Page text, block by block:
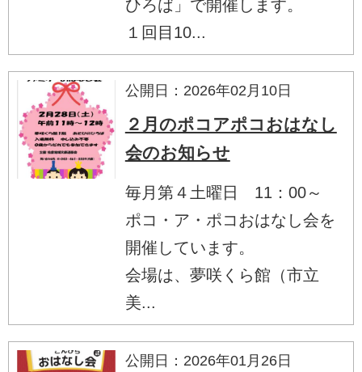
ひろば」で開催します。
１回目10...
公開日：2026年02月10日
２月のポコアポコおはなし
会のお知らせ
毎月第４土曜日 11：00～
ポコ・ア・ポコおはなし会を
開催しています。
会場は、夢咲くら館（市立
美...
公開日：2026年01月26日